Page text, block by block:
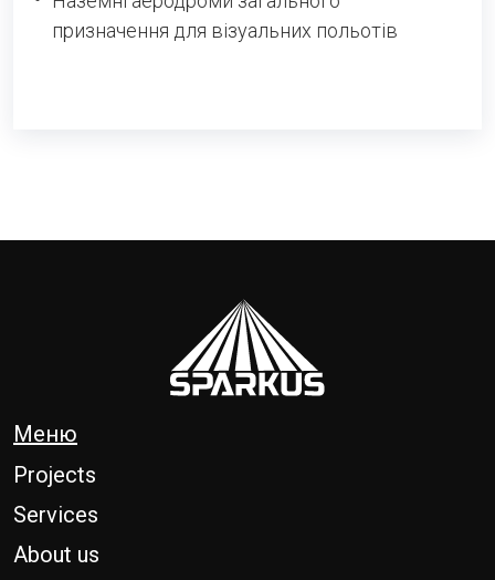
призначення для візуальних польотів
Меню
Projects
Services
About us